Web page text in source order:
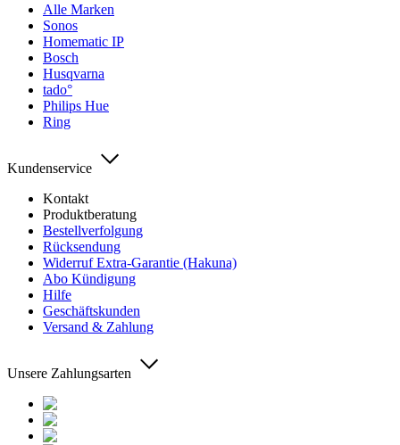
Alle Marken
Sonos
Homematic IP
Bosch
Husqvarna
tado°
Philips Hue
Ring
Kundenservice
Kontakt
Produktberatung
Bestellverfolgung
Rücksendung
Widerruf Extra-Garantie (Hakuna)
Abo Kündigung
Hilfe
Geschäftskunden
Versand & Zahlung
Unsere Zahlungsarten